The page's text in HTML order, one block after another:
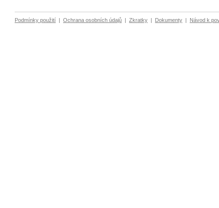
Podmínky použití | Ochrana osobních údajů | Zkratky | Dokumenty | Návod k